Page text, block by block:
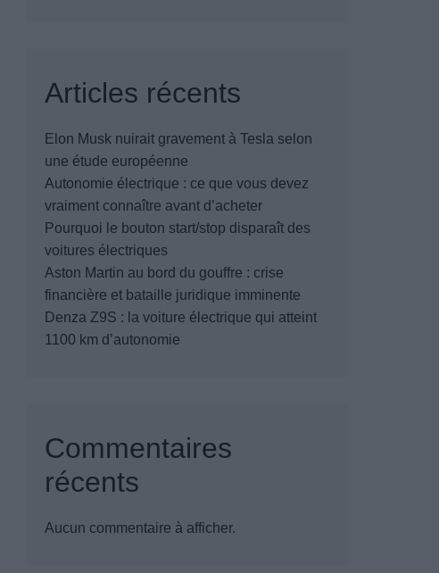
Articles récents
Elon Musk nuirait gravement à Tesla selon
une étude européenne
Autonomie électrique : ce que vous devez
vraiment connaître avant d’acheter
Pourquoi le bouton start/stop disparaît des
voitures électriques
Aston Martin au bord du gouffre : crise
financière et bataille juridique imminente
Denza Z9S : la voiture électrique qui atteint
1100 km d’autonomie
Commentaires
récents
Aucun commentaire à afficher.